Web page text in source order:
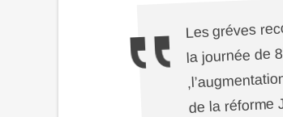
Les gréves
la journée de
de la réforme